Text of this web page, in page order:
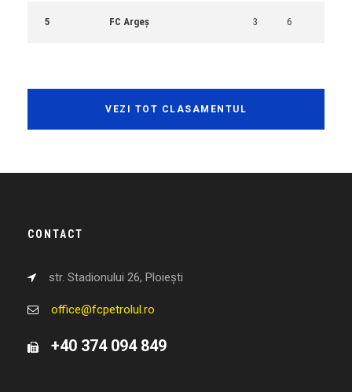
5 FC Argeș 3 6
VEZI TOT CLASAMENTUL
CONTACT
str. Stadionului 26, Ploiești
office@fcpetrolul.ro
+40 374 094 849